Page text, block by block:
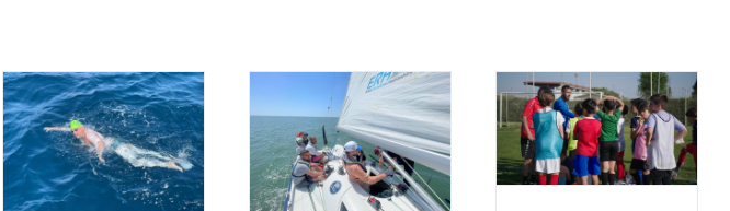
Hellio : Steve
Stievenart signe une
nouvelle traversée
historique en
l’édition 2023 de la
course nautique
Bati’Cup !
Giresse Cup” : un
tournoi de football
pour défendre les
droits au sport des
enfants